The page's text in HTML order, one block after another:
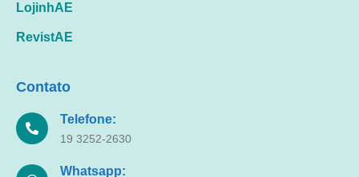
LojinhAE
RevistAE
Contato
Telefone:
19 3252-2630
Whatsapp: